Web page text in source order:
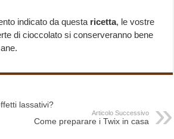
indicato da questa ricetta, le vostre
di cioccolato si conserveranno bene
lassativi?
Articolo Successivo
Come preparare i Twix in casa